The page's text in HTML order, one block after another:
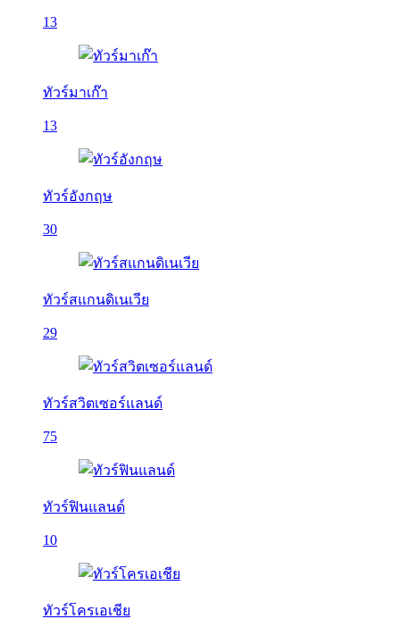
13
ทัวร์มาเก๊า
13
ทัวร์อังกฤษ
30
ทัวร์สแกนดิเนเวีย
29
ทัวร์สวิตเซอร์แลนด์
75
ทัวร์ฟินแลนด์
10
ทัวร์โครเอเชีย